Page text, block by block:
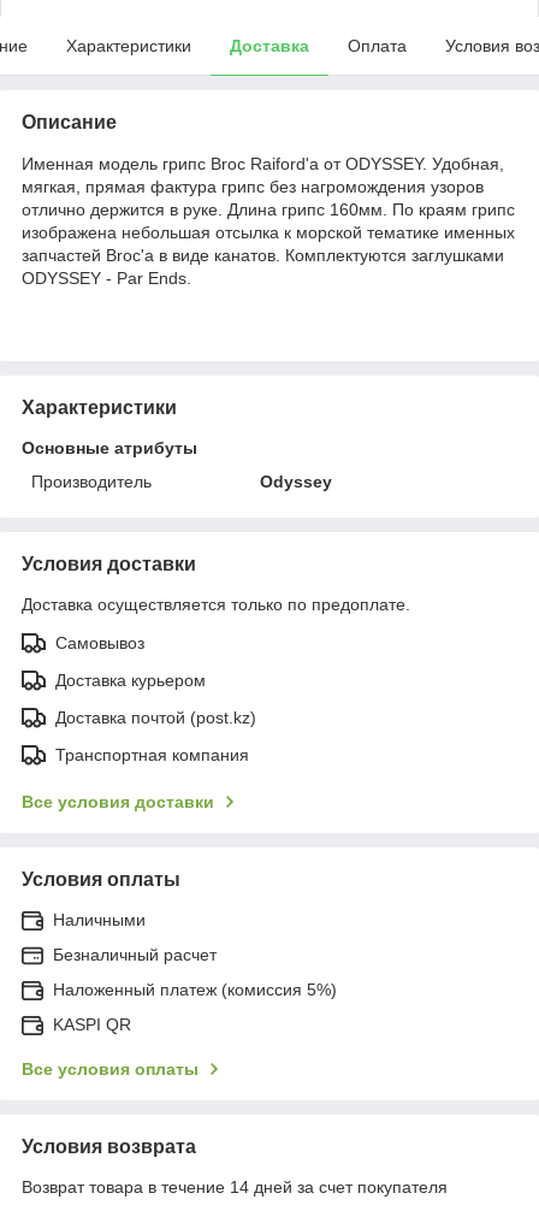
Характеристики Доставка Оплата Условия
Описание
Именная модель грипс Broc Raiford'a от ODYSSEY. Удобная,
мягкая, прямая фактура грипс без нагромождения узоров
отлично держится в руке. Длина грипс 160мм. По краям грипс
изображена небольшая отсылка к морской тематике именных
запчастей Broc'a в виде канатов. Комплектуются заглушками
ODYSSEY - Par Ends.
Характеристики
Основные атрибуты
Производитель
Odyssey
Условия доставки
Доставка осуществляется только по предоплате.
Самовывоз
Доставка курьером
Доставка почтой (post.kz)
Транспортная компания
Все условия доставки
Условия оплаты
Наличными
Безналичный расчет
Наложенный платеж (комиссия 5%)
KASPI QR
Все условия оплаты
Условия возврата
Возврат товара в течение 14 дней за счет покупателя